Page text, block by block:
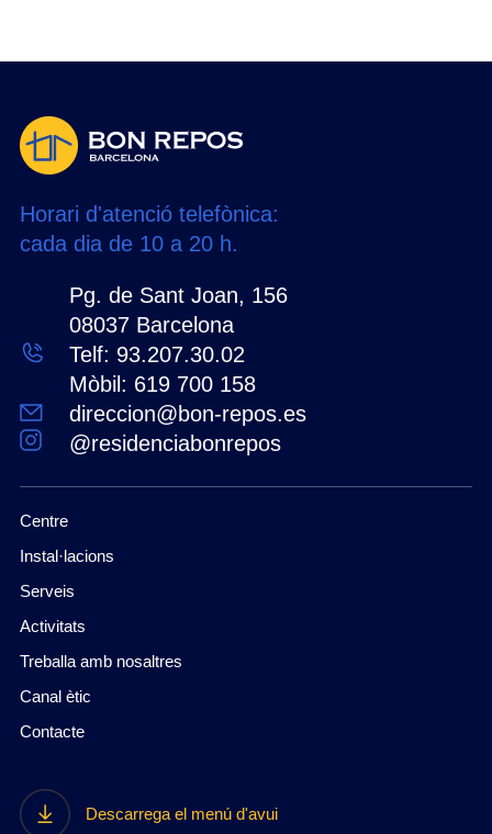
Horari d'atenció telefònica:
cada dia de 10 a 20 h.
Pg. de Sant Joan, 156
08037 Barcelona
Telf: 93.207.30.02
Mòbil: 619 700 158
direccion@bon-repos.es
@residenciabonrepos
Centre
Instal·lacions
Serveis
Activitats
Treballa amb nosaltres
Canal ètic
Contacte
Descarrega el menú d'avui